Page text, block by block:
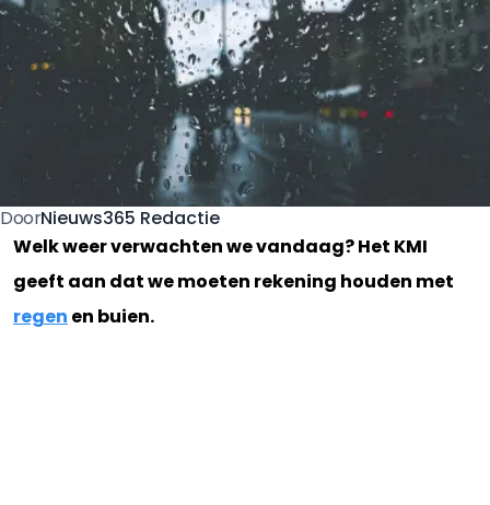
DoorNieuws365 Redactie
Welk weer verwachten we vandaag? Het KMI
geeft aan dat we moeten rekening houden met
regen en buien.